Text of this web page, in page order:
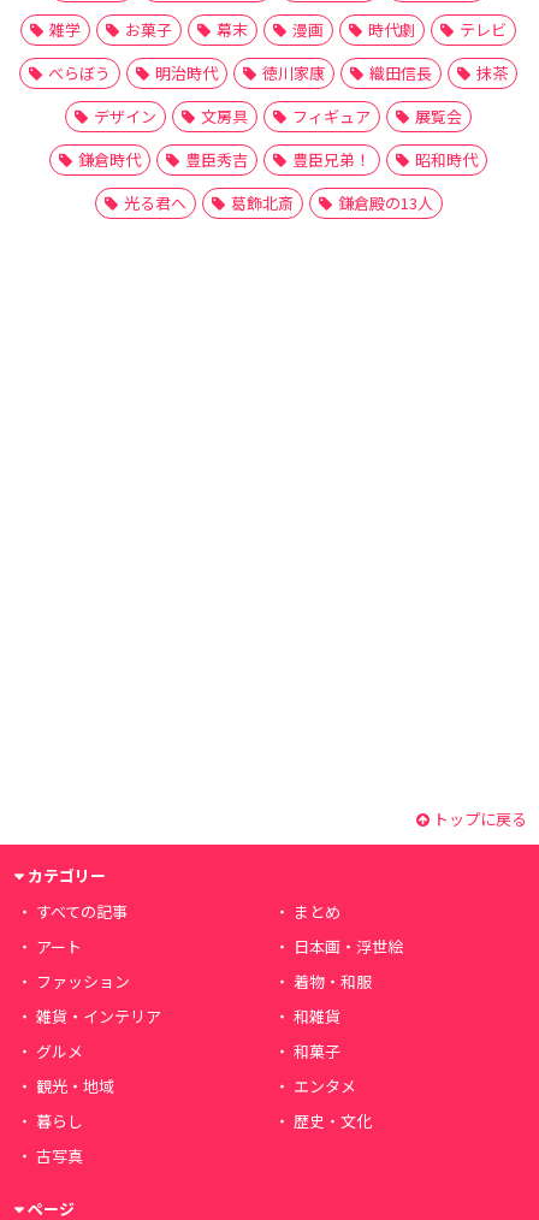
雑学
お菓子 幕末 漫画 時代劇
テレビ
べらぼう
明治時代 徳川家康 織田信長
抹茶
デザイン
文房具 フィギュア
展覧会
鎌倉時代
豊臣秀吉 豊臣兄弟！
昭和時代
光る君へ
葛飾北斎 鎌倉殿の13人
トップに戻る
カテゴリー
すべての記事
まとめ
アート
日本画・浮世絵
ファッション
着物・和服
雑貨・インテリア
和雑貨
グルメ
和菓子
観光・地域
エンタメ
暮らし
歴史・文化
古写真
ページ